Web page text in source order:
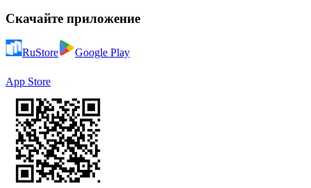
Скачайте приложение
RuStore Google Play
App Store